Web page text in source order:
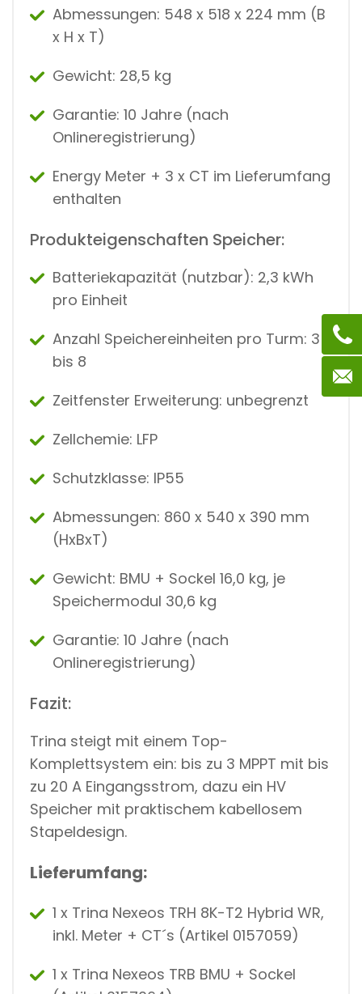
Abmessungen: 548 x 518 x 224 mm (B
x H x T)
Gewicht: 28,5 kg
Garantie: 10 Jahre (nach
Onlineregistrierung)
Energy Meter + 3 x CT im Lieferumfang
enthalten
Produkteigenschaften Speicher:
Batteriekapazität (nutzbar): 2,3 kWh
pro Einheit
Anzahl Speichereinheiten pro Turm: 3
bis 8
Zeitfenster Erweiterung: unbegrenzt
Zellchemie: LFP
Schutzklasse: IP55
Abmessungen: 860 x 540 x 390 mm
(HxBxT)
Gewicht: BMU + Sockel 16,0 kg, je
Speichermodul 30,6 kg
Garantie: 10 Jahre (nach
Onlineregistrierung)
Fazit:
Trina steigt mit einem Top-
Komplettsystem ein: bis zu 3 MPPT mit bis
zu 20 A Eingangsstrom, dazu ein HV
Speicher mit praktischem kabellosem
Stapeldesign.
Lieferumfang:
1 x Trina Nexeos TRH 8K-T2 Hybrid WR,
inkl. Meter + CT´s (Artikel 0157059)
1 x Trina Nexeos TRB BMU + Sockel